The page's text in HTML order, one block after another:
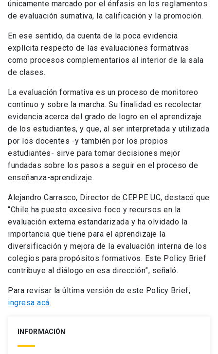
únicamente marcado por el énfasis en los reglamentos
de evaluación sumativa, la calificación y la promoción.
En ese sentido, da cuenta de la poca evidencia
explícita respecto de las evaluaciones formativas
como procesos complementarios al interior de la sala
de clases.
La evaluación formativa es un proceso de monitoreo
continuo y sobre la marcha. Su finalidad es recolectar
evidencia acerca del grado de logro en el aprendizaje
de los estudiantes, y que, al ser interpretada y utilizada
por los docentes -y también por los propios
estudiantes- sirve para tomar decisiones mejor
fundadas sobre los pasos a seguir en el proceso de
enseñanza-aprendizaje.
Alejandro Carrasco, Director de CEPPE UC, destacó que
“Chile ha puesto excesivo foco y recursos en la
evaluación externa estandarizada y ha olvidado la
importancia que tiene para el aprendizaje la
diversificación y mejora de la evaluación interna de los
colegios para propósitos formativos. Este Policy Brief
contribuye al diálogo en esa dirección”, señaló.
Para revisar la última versión de este Policy Brief,
ingresa acá.
INFORMACIÓN